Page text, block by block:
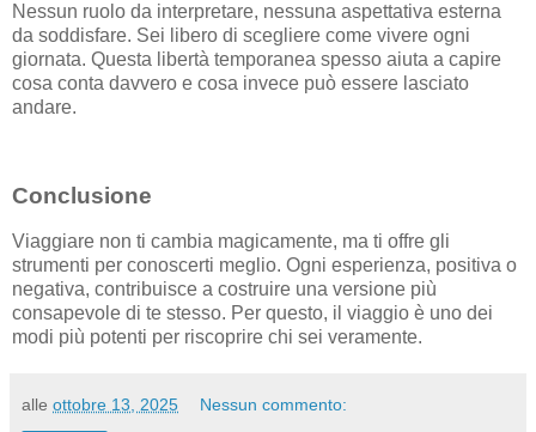
Nessun ruolo da interpretare, nessuna aspettativa esterna
da soddisfare. Sei libero di scegliere come vivere ogni
giornata. Questa libertà temporanea spesso aiuta a capire
cosa conta davvero e cosa invece può essere lasciato
andare.
Conclusione
Viaggiare non ti cambia magicamente, ma ti offre gli
strumenti per conoscerti meglio. Ogni esperienza, positiva o
negativa, contribuisce a costruire una versione più
consapevole di te stesso. Per questo, il viaggio è uno dei
modi più potenti per riscoprire chi sei veramente.
alle ottobre 13, 2025 Nessun commento: